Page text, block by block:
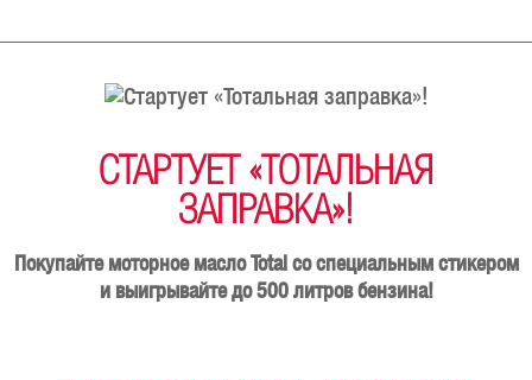
СТАРТУЕТ «ТОТАЛЬНАЯ
ЗАПРАВКА»!
Покупайте моторное масло Total со специальным стикером
и выигрывайте до 500 литров бензина!